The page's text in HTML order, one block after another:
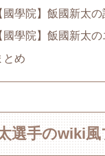
國學院】飯國新太
國學院】飯國新太
とめ
選手のwiki